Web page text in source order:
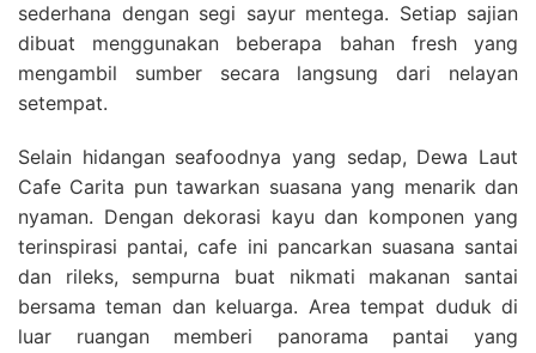
sederhana dengan segi sayur mentega. Setiap sajian
dibuat menggunakan beberapa bahan fresh yang
mengambil sumber secara langsung dari nelayan
setempat.
Selain hidangan seafoodnya yang sedap, Dewa Laut
Cafe Carita pun tawarkan suasana yang menarik dan
nyaman. Dengan dekorasi kayu dan komponen yang
terinspirasi pantai, cafe ini pancarkan suasana santai
dan rileks, sempurna buat nikmati makanan santai
bersama teman dan keluarga. Area tempat duduk di
luar ruangan memberi panorama pantai yang